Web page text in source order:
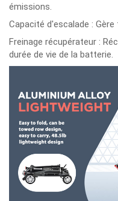
émissions.
Capacité d'escalade :
Freinage récupérateur :
durée de vie de la batterie.